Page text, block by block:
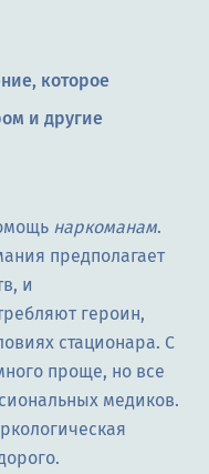
которое
и другие
наркоманам.
предполагает
и
героин,
стационара. С
проще, но все
медиков.